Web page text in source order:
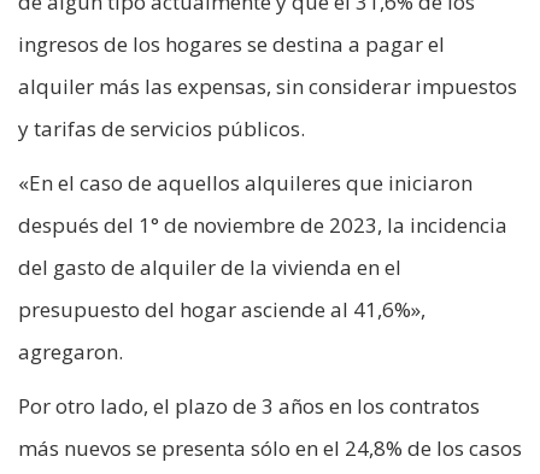
ingresos de los hogares se destina a pagar el
alquiler más las expensas, sin considerar impuestos
y tarifas de servicios públicos.
«En el caso de aquellos alquileres que iniciaron
después del 1° de noviembre de 2023, la incidencia
del gasto de alquiler de la vivienda en el
presupuesto del hogar asciende al 41,6%»,
agregaron.
Por otro lado, el plazo de 3 años en los contratos
más nuevos se presenta sólo en el 24,8% de los casos